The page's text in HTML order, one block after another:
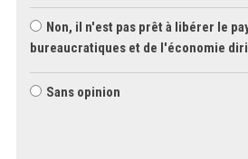
Non, il n'est pas prêt à libérer le
bureaucratiques et de l'économie
Sans opinion